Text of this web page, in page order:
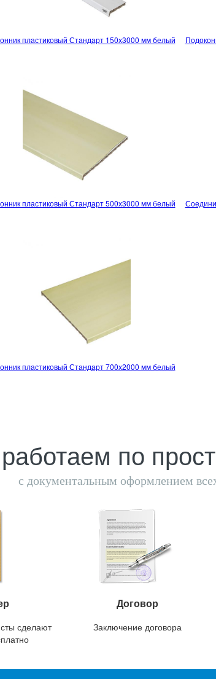
пластиковый Стандарт 150х3000 мм белый
пластиковый Стандарт 500х3000 мм белый
пластиковый Стандарт 700х2000 мм белый
по
с документальным оформлением
сделают
Договор
Заключение договора